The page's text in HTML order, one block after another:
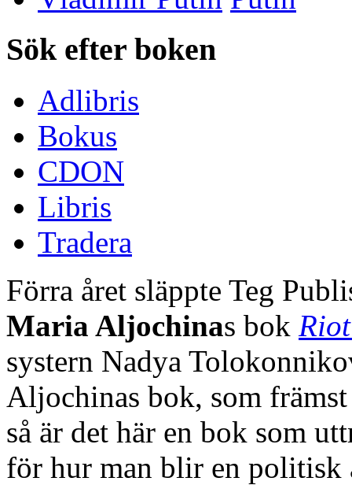
Sök efter boken
Adlibris
Bokus
CDON
Libris
Tradera
Förra året släppte Teg
Maria Aljochinas bok
systern Nadya
Aljochinas bok, som
så är det här en bok som
för hur man blir en politisk